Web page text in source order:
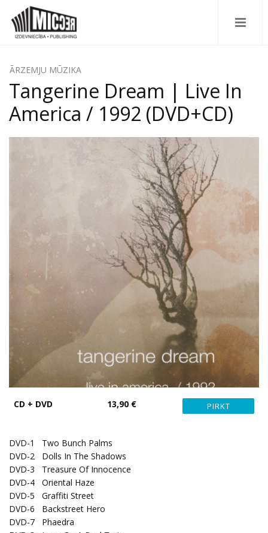
ĀRZEMJU MŪZIKA
Tangerine Dream | Live In
America / 1992 (DVD+CD)
CD + DVD 13,90 €
DVD-1
Two Bunch Palms
DVD-2
Dolls In The Shadows
DVD-3
Treasure Of Innocence
DVD-4
Oriental Haze
DVD-5
Graffiti Street
DVD-6
Backstreet Hero
DVD-7
Phaedra